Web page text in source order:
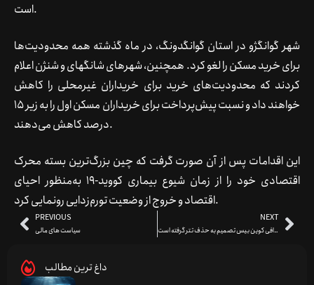
است.
شهر گوانگژو در استان گوانگدونگ، در ماه گذشته همه محدودیت‌ها
برای خرید مسکن را لغو کرد. همچنین، شهرهای شانگهای و شنژن اعلام
کردند که محدودیت‌های خرید برای خریداران غیرمحلی را کاهش
خواهند داد و نسبت پیش‌پرداخت برای خریداران مسکن اول را به زیر 15
درصد کاهش می‌دهند.
این اقدامات پس از آن صورت گرفت که چین بزرگ‌ترین بسته محرک
اقتصادی خود را از زمان شیوع بیماری کووید-19 به‌منظور احیای
اقتصاد و خروج از وضعیت تورم‌زدایی رونمایی کرد.
PREVIOUS
سیاست های مالی
NEXT
صرافی کوین بیس تصمیم به حذف تتر گرفته است
داغ ترین مطالب